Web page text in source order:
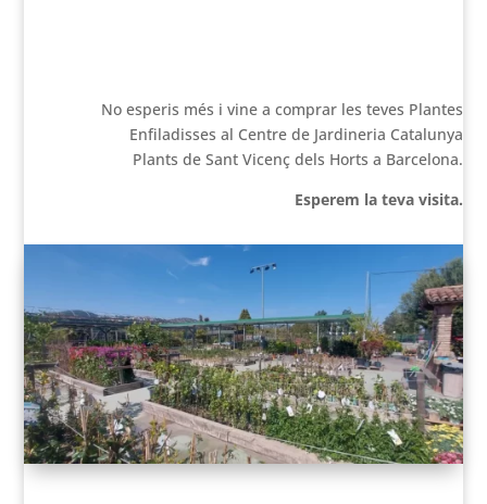
No esperis més i vine a comprar les teves Plantes
Enfiladisses al Centre de Jardineria Catalunya
Plants de Sant Vicenç dels Horts a Barcelona.
Esperem la teva visita.